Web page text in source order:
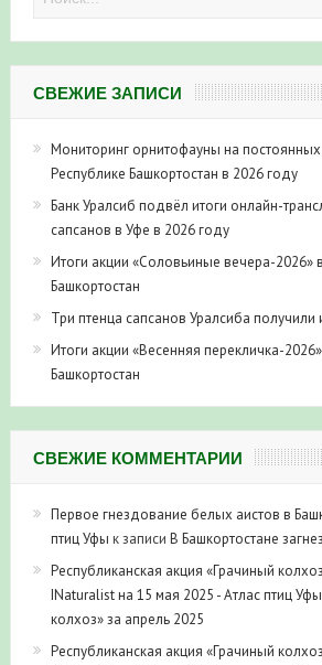
СВЕЖИЕ ЗАПИСИ
Мониторинг орнитофауны на
Республике Башкортостан в 2026 году
Банк Уралсиб подвёл итоги онлайн-
сапсанов в Уфе в 2026 году
Итоги акции «Соловьиные вечера-2026»
Башкортостан
Три птенца сапсанов Уралсиба получили
Итоги акции «Весенняя перекличка-
Башкортостан
СВЕЖИЕ КОММЕНТАРИИ
Первое гнездование белых аистов в
птиц Уфы к записи В Башкортостане
Республиканская акция «Грачиный
INaturalist на 15 мая 2025 - Атлас птиц Уфы
колхоз» за апрель 2025
Республиканская акция «Грачиный